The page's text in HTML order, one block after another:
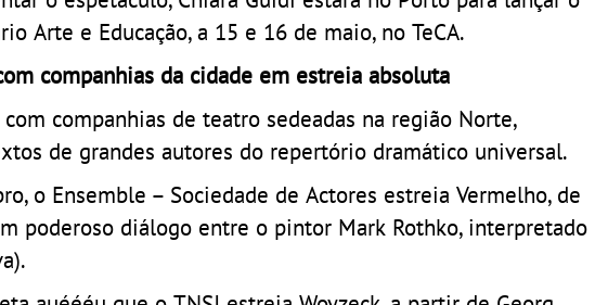
Arte e Educação, a 15 e 16 de maio, no TeCA.
companhias da cidade em estreia absoluta
companhias de teatro sedeadas na região Norte,
de grandes autores do repertório dramático universal.
o Ensemble – Sociedade de Actores estreia Vermelho, de
poderoso diálogo entre o pintor Mark Rothko, interpretado